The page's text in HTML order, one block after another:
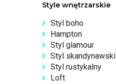
Style wnętrzarskie
Styl boho
Hampton
Styl glamour
Styl skandynawski
Styl rustykalny
Loft